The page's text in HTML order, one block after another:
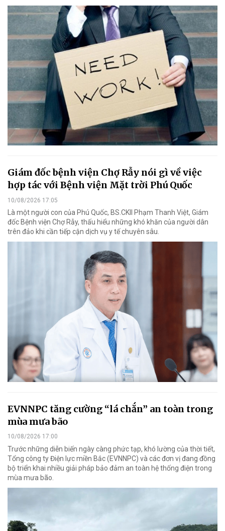
Giám đốc bệnh viện Chợ Rẫy nói gì về việc
hợp tác với Bệnh viện Mặt trời Phú Quốc
10/08/2026 17:05
Là một người con của Phú Quốc, BS.CKII Phạm Thanh Việt, Giám
đốc Bệnh viện Chợ Rẫy, thấu hiểu những khó khăn của người dân
trên đảo khi cần tiếp cận dịch vụ y tế chuyên sâu.
EVNNPC tăng cường “lá chắn” an toàn trong
mùa mưa bão
10/08/2026 17:00
Trước những diễn biến ngày càng phức tạp, khó lường của thời tiết,
Tổng công ty Điện lực miền Bắc (EVNNPC) và các đơn vị đang đồng
bộ triển khai nhiều giải pháp bảo đảm an toàn hệ thống điện trong
mùa mưa bão.